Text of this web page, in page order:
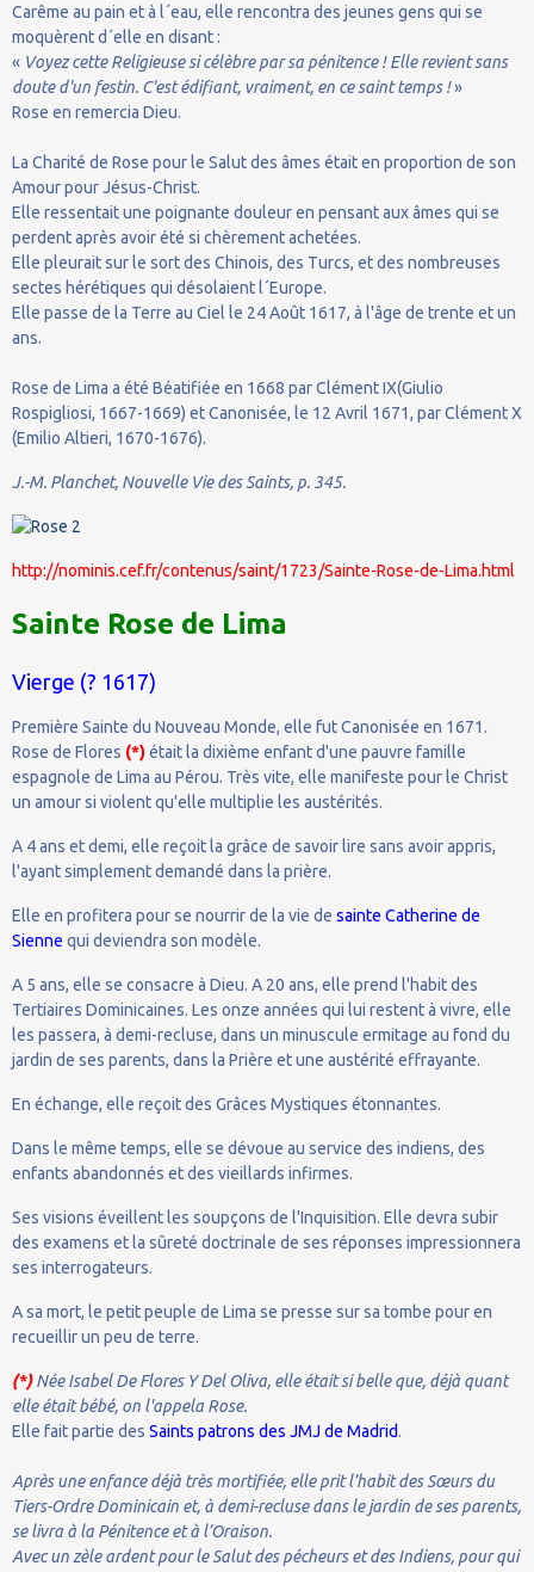
Carême au pain et à l´eau, elle rencontra des jeunes gens qui se
moquèrent d´elle en disant :
« Voyez cette Religieuse si célèbre par sa pénitence ! Elle revient sans
doute d'un festin. C'est édifiant, vraiment, en ce saint temps !»
Rose en remercia Dieu.
La Charité de Rose pour le Salut des âmes était en proportion de son
Amour pour Jésus-Christ.
Elle ressentait une poignante douleur en pensant aux âmes qui se
perdent après avoir été si chèrement achetées.
Elle pleurait sur le sort des Chinois, des Turcs, et des nombreuses
sectes hérétiques qui désolaient l´Europe.
Elle passe de la Terre au Ciel le 24 Août 1617, à l'âge de trente et un
ans.
Rose de Lima a été Béatifiée en 1668 par Clément IX(Giulio
Rospigliosi, 1667-1669) et Canonisée, le 12 Avril 1671, par Clément X
(Emilio Altieri, 1670-1676).
J.-M. Planchet, Nouvelle Vie des Saints, p. 345.
http://nominis.cef.fr/contenus/saint/1723/Sainte-Rose-de-Lima.html
Sainte Rose de Lima
Vierge (? 1617)
Première Sainte du Nouveau Monde, elle fut Canonisée en 1671.
Rose de Flores (*)était la dixième enfant d'une pauvre famille
espagnole de Lima au Pérou. Très vite, elle manifeste pour le Christ
un amour si violent qu'elle multiplie les austérités.
A 4 ans et demi, elle reçoit la grâce de savoir lire sans avoir appris,
l'ayant simplement demandé dans la prière.
Elle en profitera pour se nourrir de la vie de sainte Catherine de
Sienne qui deviendra son modèle.
A 5 ans, elle se consacre à Dieu. A 20 ans, elle prend l'habit des
Tertiaires Dominicaines. Les onze années qui lui restent à vivre, elle
les passera, à demi-recluse, dans un minuscule ermitage au fond du
jardin de ses parents, dans la Prière et une austérité effrayante.
En échange, elle reçoit des Grâces Mystiques étonnantes.
Dans le même temps, elle se dévoue au service des indiens, des
enfants abandonnés et des vieillards infirmes.
Ses visions éveillent les soupçons de l'Inquisition. Elle devra subir
des examens et la sûreté doctrinale de ses réponses impressionnera
ses interrogateurs.
A sa mort, le petit peuple de Lima se presse sur sa tombe pour en
recueillir un peu de terre.
(*)Née Isabel De Flores Y Del Oliva, elle était si belle que, déjà quant
elle était bébé, on l'appela Rose.
Elle fait partie des Saints patrons des JMJ de Madrid.
Après une enfance déjà très mortifiée, elle prit l’habit des Sœurs du
Tiers-Ordre Dominicain et, à demi-recluse dans le jardin de ses parents,
se livra à la Pénitence et à l’Oraison.
Avec un zèle ardent pour le Salut des pécheurs et des Indiens, pour qui